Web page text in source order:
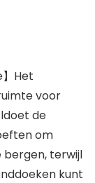
Het
voor
de
om
terwijl
kunt